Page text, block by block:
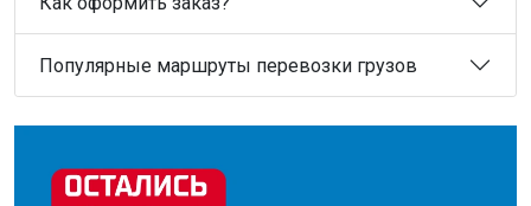
Популярные маршруты перевозки грузов